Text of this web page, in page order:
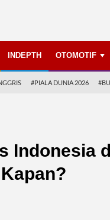
INDEPTH OTOMOTIF
#PIALA DUNIA 2026
Indonesia